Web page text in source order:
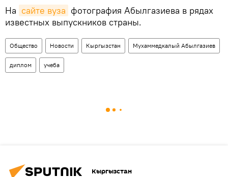
На сайте вуза фотография Абылгазиева в рядах
известных выпускников страны.
Общество Новости Кыргызстан Мухаммедкалый Абылгазиев
диплом учеба
Кыргызстан